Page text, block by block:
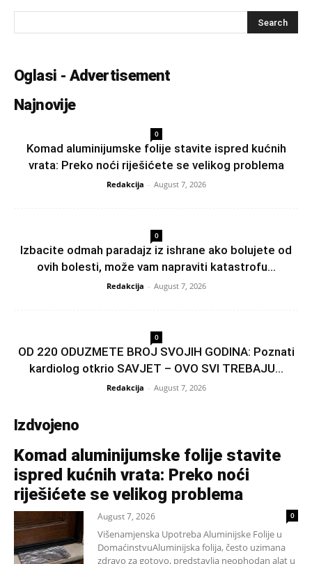
Oglasi - Advertisement
Najnovije
0
Komad aluminijumske folije stavite ispred kućnih
vrata: Preko noći riješićete se velikog problema
Redakcija - August 7, 2026
0
Izbacite odmah paradajz iz ishrane ako bolujete od
ovih bolesti, može vam napraviti katastrofu...
Redakcija - August 7, 2026
0
OD 220 ODUZMETE BROJ SVOJIH GODINA: Poznati
kardiolog otkrio SAVJET – OVO SVI TREBAJU...
Redakcija - August 7, 2026
Izdvojeno
Komad aluminijumske folije stavite
ispred kućnih vrata: Preko noći
riješićete se velikog problema
August 7, 2026 0
Višenamjenska Upotreba Aluminijske Folije u
DomaćinstvuAluminijska folija, često uzimana
zdravo za gotovo, predstavlja neophodan alat u